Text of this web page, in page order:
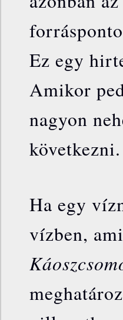
Ez egy
Amikor
nagyon
következni.
Ha egy
vízben,